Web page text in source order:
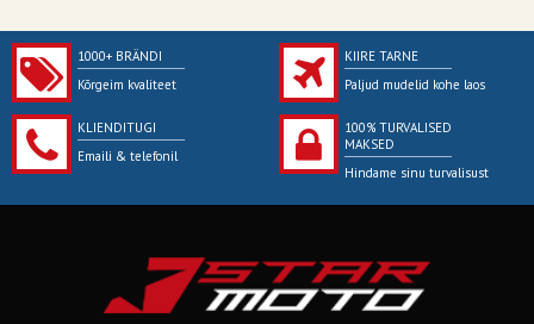
1000+ BRÄNDI
Kõrgeim kvaliteet
KIIRE TARNE
Paljud mudelid kohe laos
KLIENDITUGI
Emaili & telefonil
100% TURVALISED
MAKSED
Hindame sinu turvalisust